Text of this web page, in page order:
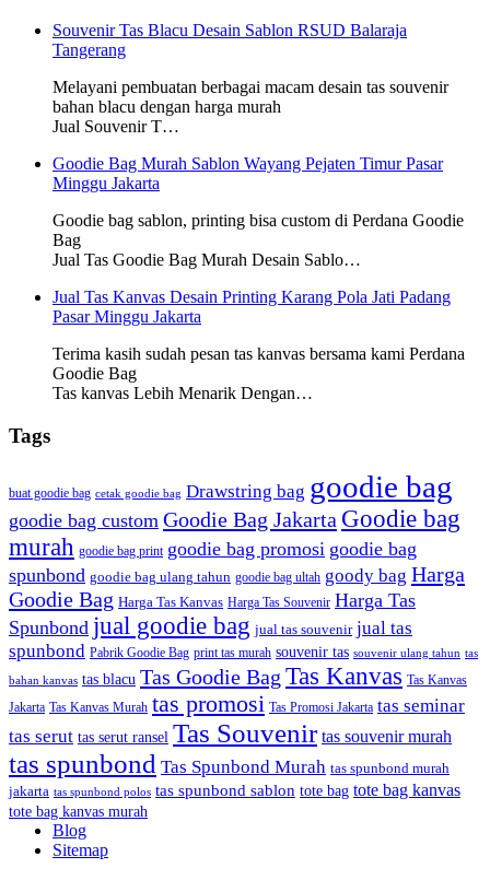
Souvenir Tas Blacu Desain Sablon RSUD Balaraja
Tangerang
Melayani pembuatan berbagai macam desain tas souvenir
bahan blacu dengan harga murah
Jual Souvenir T…
Goodie Bag Murah Sablon Wayang Pejaten Timur Pasar
Minggu Jakarta
Goodie bag sablon, printing bisa custom di Perdana Goodie
Bag
Jual Tas Goodie Bag Murah Desain Sablo…
Jual Tas Kanvas Desain Printing Karang Pola Jati Padang
Pasar Minggu Jakarta
Terima kasih sudah pesan tas kanvas bersama kami Perdana
Goodie Bag
Tas kanvas Lebih Menarik Dengan…
Tags
buat goodie bag cetak goodie bag Drawstring bag goodie bag
goodie bag custom Goodie Bag Jakarta Goodie bag
murah goodie bag print goodie bag promosi goodie bag
spunbond goodie bag ulang tahun goodie bag ultah goody bag Harga
Goodie Bag Harga Tas Kanvas Harga Tas Souvenir Harga Tas
Spunbond jual goodie bag jual tas souvenir jual tas
spunbond Pabrik Goodie Bag print tas murah souvenir tas souvenir ulang tahun tas
bahan kanvas tas blacu Tas Goodie Bag Tas Kanvas Tas Kanvas
Jakarta Tas Kanvas Murah tas promosi Tas Promosi Jakarta tas seminar
tas serut tas serut ransel Tas Souvenir tas souvenir murah
tas spunbond Tas Spunbond Murah tas spunbond murah
jakarta tas spunbond polos tas spunbond sablon tote bag tote bag kanvas
tote bag kanvas murah
Blog
Sitemap